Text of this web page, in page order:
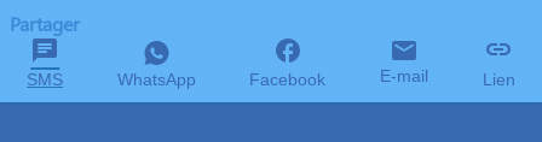
Partager
SMS WhatsApp Facebook E-mail Lien